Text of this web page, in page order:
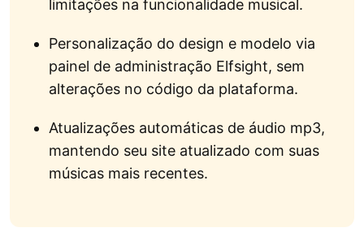
limitações na funcionalidade musical.
Personalização do design e modelo via
painel de administração Elfsight, sem
alterações no código da plataforma.
Atualizações automáticas de áudio mp3,
mantendo seu site atualizado com suas
músicas mais recentes.